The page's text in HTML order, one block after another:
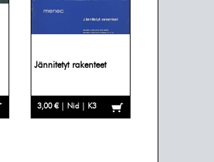
Jännitetyt rakenteet
3,00 € | Nid | K3